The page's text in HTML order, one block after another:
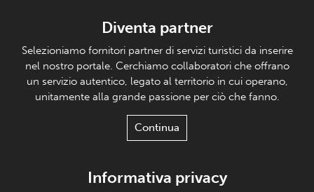
Diventa partner
Selezioniamo fornitori partner di servizi turistici da inserire
nel nostro portale. Cerchiamo collaboratori che offrano
un servizio autentico, legato al territorio in cui operano,
unitamente alla grande passione per ciò che fanno.
Continua
Informativa privacy